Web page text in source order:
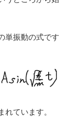
単振動の式です
ています。